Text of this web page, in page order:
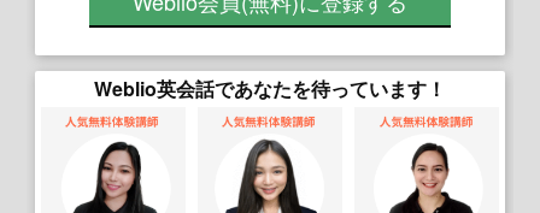
Weblio英会話であなたを待っています！